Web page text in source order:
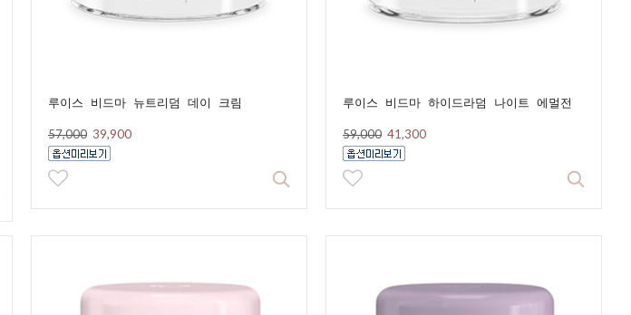
루이스 비드마 뉴트리덤 데이 크림
57,000 39,900
루이스 비드마 하이드라덤 나이트 에멀전
59,000 41,300